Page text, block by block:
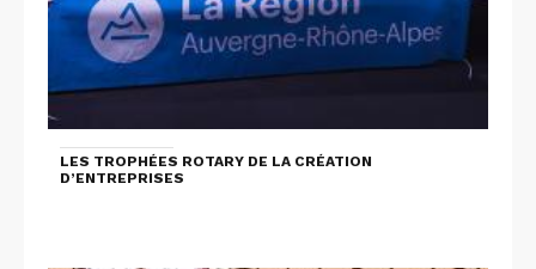
LES TROPHÉES ROTARY DE LA CRÉATION
D’ENTREPRISES